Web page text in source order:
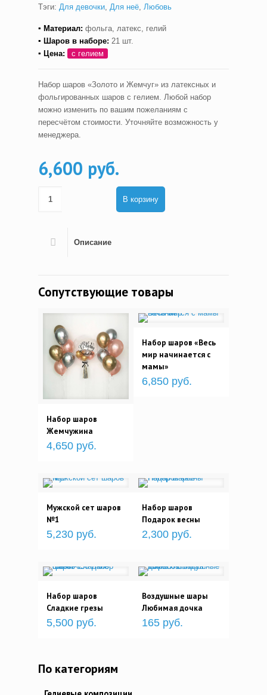
Тэги: Для девочки, Для неё, Любовь
▪ Материал: фольга, латекс, гелий
▪ Шаров в наборе: 21 шт.
▪ Цена:
с гелием
Набор шаров «Золото и Жемчуг» из латексных и
фольгированных шаров с гелием. Любой набор
можно изменить по вашим пожеланиям с
пересчётом стоимости. Уточняйте возможность у
менеджера.
6,600 руб.
В корзину
Описание
Сопутствующие товары
Набор шаров
Жемчужина
4,650 руб.
Набор шаров «Весь
мир начинается с
мамы»
6,850 руб.
Мужской сет шаров
№1
5,230 руб.
Набор шаров
Подарок весны
2,300 руб.
Набор шаров
Сладкие грезы
5,500 руб.
Воздушные шары
Любимая дочка
165 руб.
По категориям